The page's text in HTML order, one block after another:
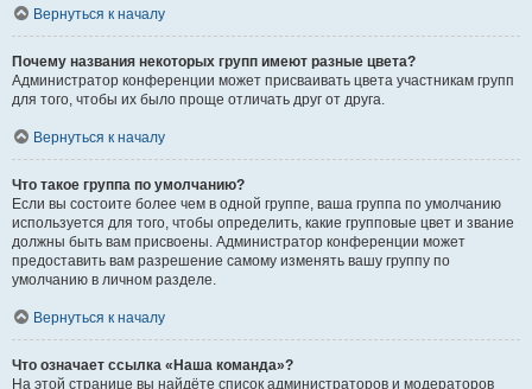
Вернуться к началу
Почему названия некоторых групп имеют разные цвета?
Администратор конференции может присваивать цвета участникам групп
для того, чтобы их было проще отличать друг от друга.
Вернуться к началу
Что такое группа по умолчанию?
Если вы состоите более чем в одной группе, ваша группа по умолчанию
используется для того, чтобы определить, какие групповые цвет и звание
должны быть вам присвоены. Администратор конференции может
предоставить вам разрешение самому изменять вашу группу по
умолчанию в личном разделе.
Вернуться к началу
Что означает ссылка «Наша команда»?
На этой странице вы найдёте список администраторов и модераторов